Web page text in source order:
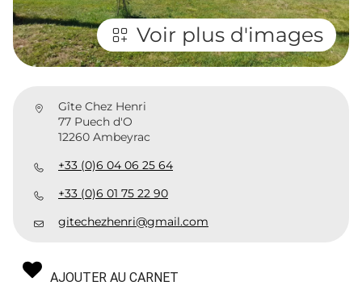
Voir plus d'images
Gîte Chez Henri
77 Puech d'O
12260 Ambeyrac
+33 (0)6 04 06 25 64
+33 (0)6 01 75 22 90
gitechezhenri@gmail.com
AJOUTER AU CARNET